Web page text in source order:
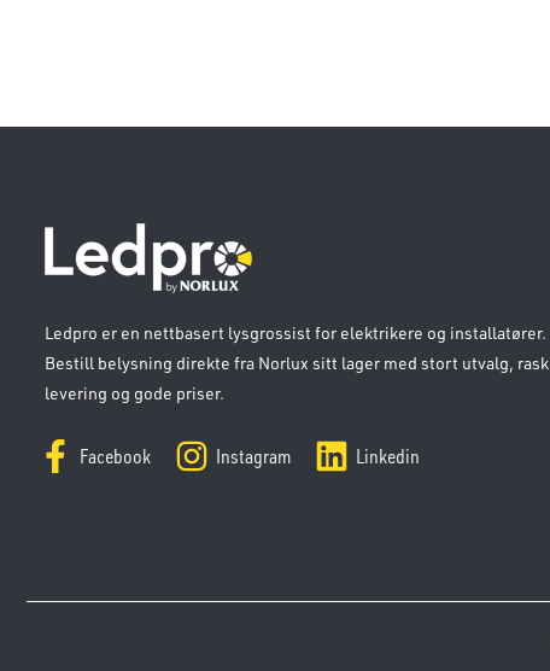
Ledpro er en nettbasert lysgrossist for elektrikere og installatører.
Bestill belysning direkte fra Norlux sitt lager med stort utvalg, rask
levering og gode priser.
Facebook Instagram Linkedin